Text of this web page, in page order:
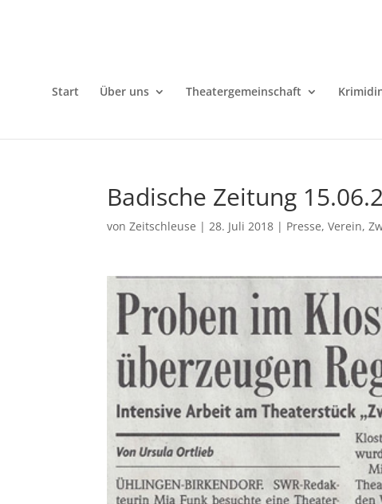
Start Über uns Theatergemeinschaft
Badische Zeitung
vonZeitschleuse |28. Juli 2018 | Presse,Verein,